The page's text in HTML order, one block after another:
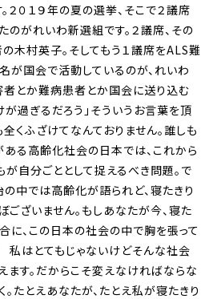
２０１９年の夏の選挙、そこで２議席
のがれいわ新選組です。２議席、その
木村英子。そしてもう１議席をALS難
が国会で活動しているのが、れいわ
者とか難病患者とか国会に送り込む
が過ぎるだろう」そういうお言葉を頂
くふざけてなんておりません。誰しも
る高齢化社会の日本では、これから
が自分ごととして捉えるべき問題。で
中では高齢化が語られど、寝たきり
ございません。もしあなたが今、寝た
に、この日本の社会の中で胸を張って
私はとてもじゃないけどそんな社会
ます。だからこそ変えなければならな
たとえあなたが、たとえ私が寝たきり